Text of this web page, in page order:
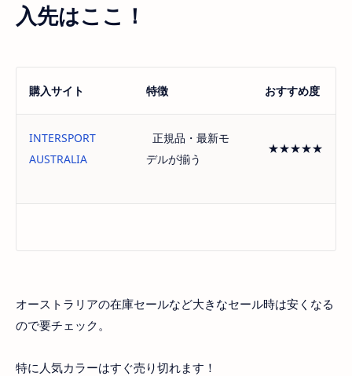
入先はここ！
購入サイト 特徴 おすすめ度
INTERSPORT
AUSTRALIA
正規品・最新モ
デルが揃う
★★★★★
オーストラリアの在庫セールなど大きなセール時は安くなる
ので要チェック。
特に人気カラーはすぐ売り切れます！